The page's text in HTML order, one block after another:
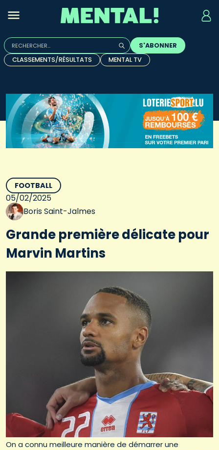
Rechercher :
Quand les résultats de l'auto-complétion sont
S'ABONNER
CLASSEMENTS/RÉSULTATS
MENTAL TV
On a connu meilleure manière de démarrer une
FOOTBALL
05/02/2025
Boris Saint-Jalmes
Grande première délicate pour
Marvin Martins